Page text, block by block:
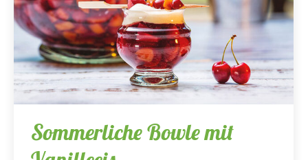
Sommerliche Bowle mit